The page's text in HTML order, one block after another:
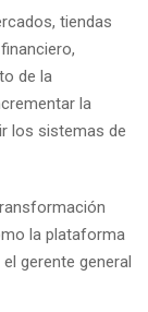
tiendas
de la
la
los sistemas de
la plataforma
gerente general